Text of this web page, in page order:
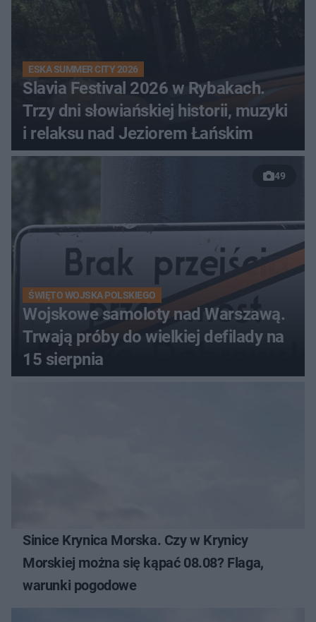
ESKA SUMMER CITY 2026
Slavia Festival 2026 w Rybakach.
Trzy dni słowiańskiej historii, muzyki
i relaksu nad Jeziorem Łańskim
49
ŚWIĘTO WOJSKA POLSKIEGO
Wojskowe samoloty nad Warszawą.
Trwają próby do wielkiej defilady na
15 sierpnia
Sinice Krynica Morska. Czy w Krynicy
Morskiej można się kąpać 08.08? Flaga,
warunki pogodowe